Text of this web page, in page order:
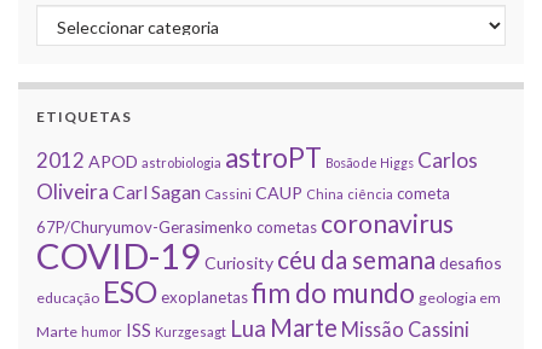
Categorias
ETIQUETAS
2012 APOD astrobiologia astroPT Bosão de Higgs Carlos
Oliveira Carl Sagan Cassini CAUP China ciência cometa
67P/Churyumov-Gerasimenko cometas coronavirus
COVID-19 Curiosity céu da semana desafios
educação ESOexoplanetasfim do mundo geologia em
Marte humor ISS Kurzgesagt Lua Marte Missão Cassini